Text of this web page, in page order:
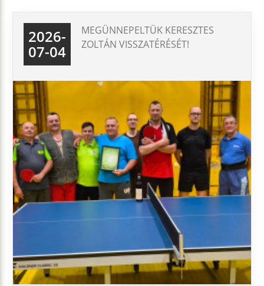
2026-
07-04
MEGÜNNEPELTÜK KERESZTES
ZOLTÁN VISSZATÉRÉSÉT!